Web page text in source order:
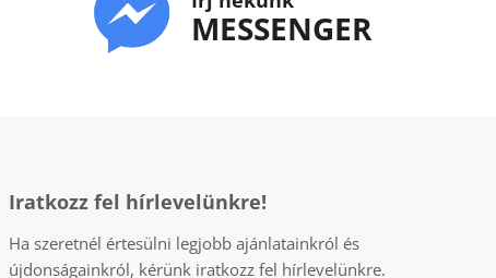
MESSENGER
Iratkozz fel hírlevelünkre!
Ha szeretnél értesülni legjobb ajánlatainkról és
újdonságainkról, kérünk iratkozz fel hírlevelünkre.